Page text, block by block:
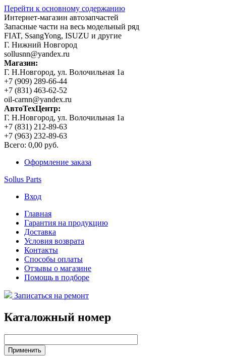
Перейти к основному содержанию
Интернет-магазин автозапчастей
Запасные части на весь модельный ряд
FIAT, SsangYong, ISUZU и другие
Г. Нижний Новгород
sollusnn@yandex.ru
Магазин:
Г. Н.Новгород, ул. Волочильная 1а
+7 (909) 289-66-44
+7 (831) 463-62-52
oil-carnn@yandex.ru
АвтоТехЦентр:
Г. Н.Новгород, ул. Волочильная 1а
+7 (831) 212-89-63
+7 (963) 232-89-63
Всего: 0,00 руб.
Оформление заказа
Sollus Parts
Вход
Главная
Гарантия на продукцию
Доставка
Условия возврата
Контакты
Способы оплаты
Отзывы о магазине
Помощь в подборе
Записаться на ремонт
Каталожный номер